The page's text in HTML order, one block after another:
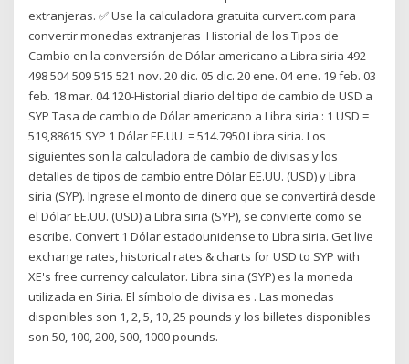
extranjeras. ✅ Use la calculadora gratuita curvert.com para
convertir monedas extranjeras Historial de los Tipos de
Cambio en la conversión de Dólar americano a Libra siria 492
498 504 509 515 521 nov. 20 dic. 05 dic. 20 ene. 04 ene. 19 feb. 03
feb. 18 mar. 04 120-Historial diario del tipo de cambio de USD a
SYP Tasa de cambio de Dólar americano a Libra siria : 1 USD =
519,88615 SYP 1 Dólar EE.UU. = 514.7950 Libra siria. Los
siguientes son la calculadora de cambio de divisas y los
detalles de tipos de cambio entre Dólar EE.UU. (USD) y Libra
siria (SYP). Ingrese el monto de dinero que se convertirá desde
el Dólar EE.UU. (USD) a Libra siria (SYP), se convierte como se
escribe. Convert 1 Dólar estadounidense to Libra siria. Get live
exchange rates, historical rates & charts for USD to SYP with
XE's free currency calculator. Libra siria (SYP) es la moneda
utilizada en Siria. El símbolo de divisa es . Las monedas
disponibles son 1, 2, 5, 10, 25 pounds y los billetes disponibles
son 50, 100, 200, 500, 1000 pounds.